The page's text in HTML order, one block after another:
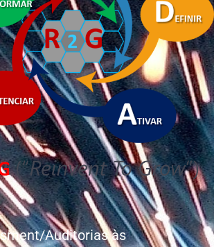
Auditorias às